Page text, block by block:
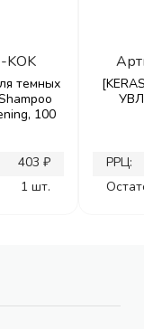
темных
100
403 ₽
1 шт.
РРЦ: